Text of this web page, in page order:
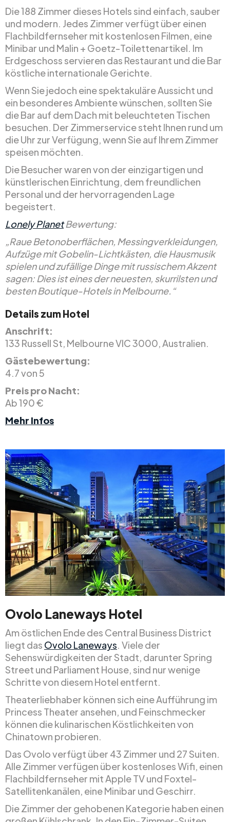
Die 188 Zimmer dieses Hotels sind einfach, sauber
und modern. Jedes Zimmer verfügt über einen
Flachbildfernseher mit kostenlosen Filmen, eine
Minibar und Malin + Goetz-Toilettenartikel. Im
Erdgeschoss servieren das Restaurant und die Bar
köstliche internationale Gerichte.
Wenn Sie jedoch eine spektakuläre Aussicht und
ein besonderes Ambiente wünschen, sollten Sie
die Bar auf dem Dach mit beleuchteten Tischen
besuchen. Der Zimmerservice steht Ihnen rund um
die Uhr zur Verfügung, wenn Sie auf Ihrem Zimmer
speisen möchten.
Die Besucher waren von der einzigartigen und
künstlerischen Einrichtung, dem freundlichen
Personal und der hervorragenden Lage
begeistert.
Lonely PlanetBewertung:
„Raue Betonoberflächen, Messingverkleidungen,
Aufzüge mit Gobelin-Lichtkästen, die Hausmusik
spielen und zufällige Dinge mit russischem Akzent
sagen: Dies ist eines der neuesten, skurrilsten und
besten Boutique-Hotels in Melbourne.“
Details zum Hotel
Anschrift:
133 Russell St, Melbourne VIC 3000, Australien.
Gästebewertung:
4.7 von 5
Preis pro Nacht:
Ab 190 €
Mehr Infos
Ovolo Laneways Hotel
Am östlichen Ende des Central Business District
liegt das Ovolo Laneways . Viele der
Sehenswürdigkeiten der Stadt, darunter Spring
Street und Parliament House, sind nur wenige
Schritte von diesem Hotel entfernt.
Theaterliebhaber können sich eine Aufführung im
Princess Theater ansehen, und Feinschmecker
können die kulinarischen Köstlichkeiten von
Chinatown probieren.
Das Ovolo verfügt über 43 Zimmer und 27 Suiten.
Alle Zimmer verfügen über kostenloses Wifi, einen
Flachbildfernseher mit Apple TV und Foxtel-
Satellitenkanälen, eine Minibar und Geschirr.
Die Zimmer der gehobenen Kategorie haben einen